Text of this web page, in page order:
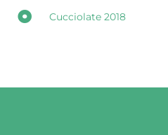
Cucciolate 2018